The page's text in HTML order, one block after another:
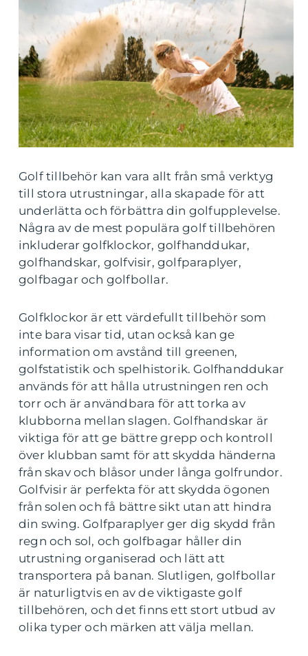
Golf tillbehör kan vara allt från små verktyg
till stora utrustningar, alla skapade för att
underlätta och förbättra din golfupplevelse.
Några av de mest populära golf tillbehören
inkluderar golfklockor, golfhanddukar,
golfhandskar, golfvisir, golfparaplyer,
golfbagar och golfbollar.
Golfklockor är ett värdefullt tillbehör som
inte bara visar tid, utan också kan ge
information om avstånd till greenen,
golfstatistik och spelhistorik. Golfhanddukar
används för att hålla utrustningen ren och
torr och är användbara för att torka av
klubborna mellan slagen. Golfhandskar är
viktiga för att ge bättre grepp och kontroll
över klubban samt för att skydda händerna
från skav och blåsor under långa golfrundor.
Golfvisir är perfekta för att skydda ögonen
från solen och få bättre sikt utan att hindra
din swing. Golfparaplyer ger dig skydd från
regn och sol, och golfbagar håller din
utrustning organiserad och lätt att
transportera på banan. Slutligen, golfbollar
är naturligtvis en av de viktigaste golf
tillbehören, och det finns ett stort utbud av
olika typer och märken att välja mellan.